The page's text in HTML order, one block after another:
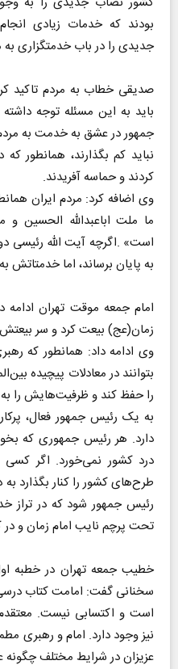
بودند که خدمات زیادی
جدیدی را در باب خدمتگزاری به
صدیقی خطاب به مردم تاکید
باید به این مسئله توجه
جمهور در عشق به خدمت به مردم
نباید کم بگذارند، همانطور
کردند و حماسه آفریدند.
وی اضافه کرد: مردم ایران
ما ملت اباعبدالله
است» .اگرچه آیت الله رئیسی
به پایان برساند، اما
امام جمعه موقت تهران ادامه
زمان(عج) بیعت کرد و سر
وی ادامه داد: همانطور که
بتوانند در معادلات پیچیده
را حفظ کند و ظرفیت‌هایش را به
به یک رئیس جمهور فعال،
دارد. هر رئیس جمهوری که
درد کشور نمی‌خورد. اگر کسی
طرح‌های کشور را کنار بگذارد
رئیس جمهور شود که در تراز
تحت پرچم نایب امام زمان و
خطیب جمعه تهران در خطبه
سخنانی گفت: امامت کتاب درسی
است و اکتسابی نیست.
نیز وجود دارد. امام و رهبری
عزیزان در شرایط مختلف چگونه